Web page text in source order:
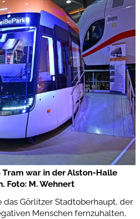
Tram war in der Alston-Halle
Foto: M. Wehnert
das Görlitzer Stadtoberhaupt, der
Menschen fernzuhalten,